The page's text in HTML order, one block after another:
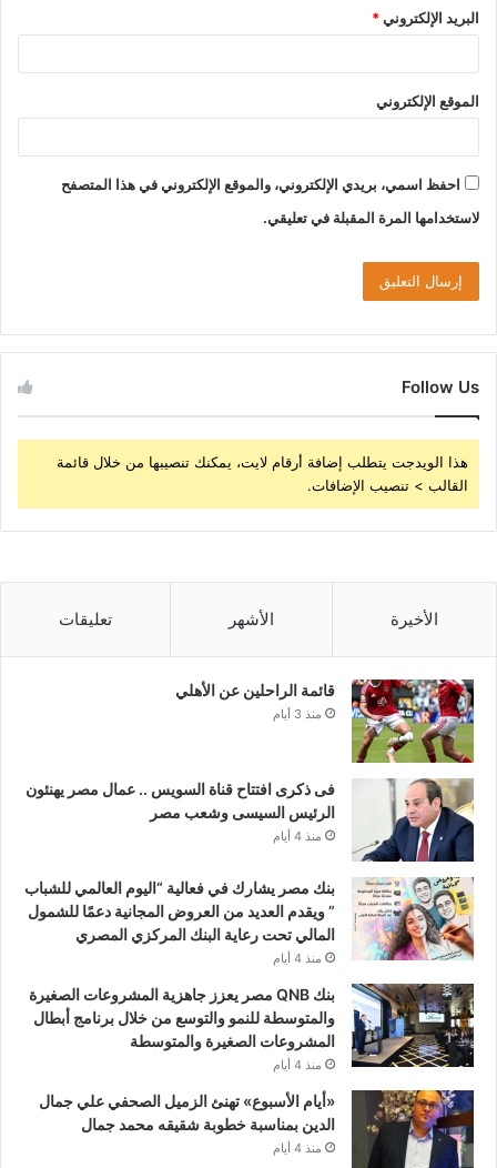
البريد الإلكتروني*
الموقع الإلكتروني
احفظ اسمي، بريدي الإلكتروني، والموقع الإلكتروني في هذا المتصفح
لاستخدامها المرة المقبلة في تعليقي.
Follow Us
هذا الويدجت يتطلب إضافة أرقام لايت، يمكنك تنصيبها من خلال قائمة
القالب > تنصيب الإضافات.
الأخيرة الأشهر تعليقات
قائمة الراحلين عن الأهلي
منذ 3 أيام
فى ذكرى افتتاح قناة السويس .. عمال مصر يهنئون
الرئيس السيسى وشعب مصر
منذ 4 أيام
بنك مصر يشارك في فعالية “اليوم العالمي للشباب
” ويقدم العديد من العروض المجانية دعمًا للشمول
المالي تحت رعاية البنك المركزي المصري
منذ 4 أيام
بنك QNB مصر يعزز جاهزية المشروعات الصغيرة
والمتوسطة للنمو والتوسع من خلال برنامج أبطال
المشروعات الصغيرة والمتوسطة
منذ 4 أيام
«أيام الأسبوع» تهنئ الزميل الصحفي علي جمال
الدين بمناسبة خطوبة شقيقه محمد جمال
منذ 4 أيام